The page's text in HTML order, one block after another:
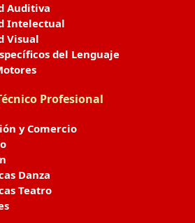
Auditiva
Intelectual
Visual
del Lenguaje
Profesional
y Comercio
Danza
Teatro